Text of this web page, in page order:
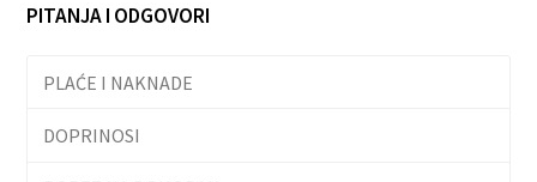
PITANJA I ODGOVORI
PLAĆE I NAKNADE
DOPRINOSI